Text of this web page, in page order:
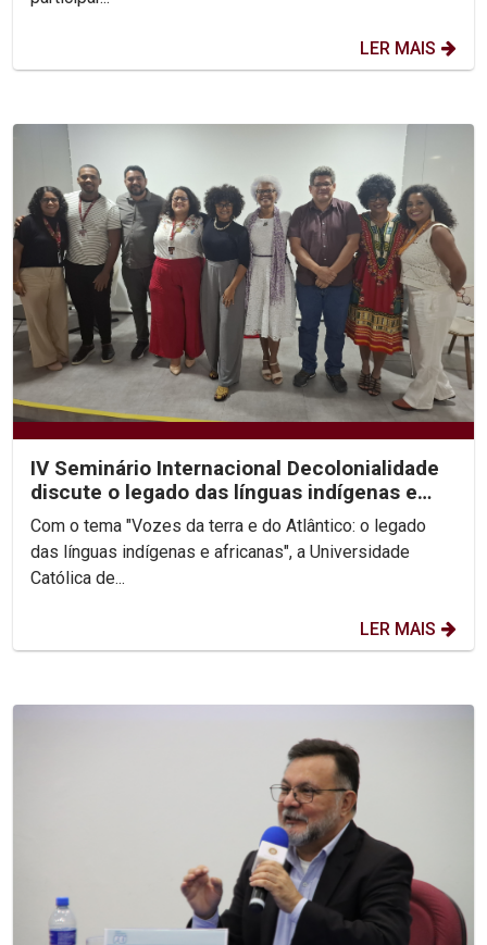
LER MAIS
IV Seminário Internacional Decolonialidade
discute o legado das línguas indígenas e
africanas
Com o tema "Vozes da terra e do Atlântico: o legado
das línguas indígenas e africanas", a Universidade
Católica de...
LER MAIS